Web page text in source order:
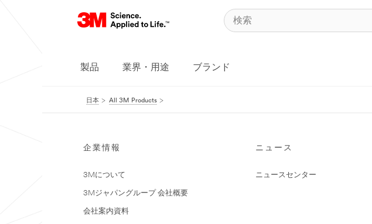
製品 業界・用途 ブランド
日本 All 3M Products
企業情報
3Mについて
3Mジャパングループ 会社概要
会社案内資料
ニュース
ニュースセンター